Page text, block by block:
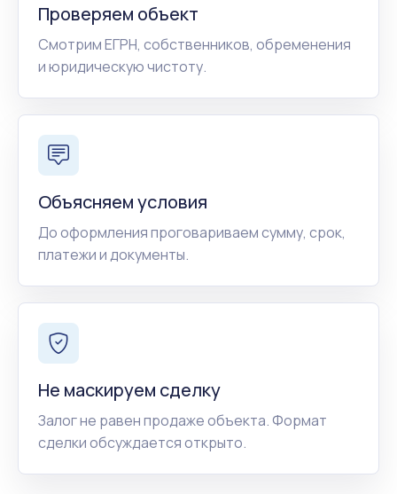
Проверяем объект
Смотрим ЕГРН, собственников, обременения
и юридическую чистоту.
Объясняем условия
До оформления проговариваем сумму, срок,
платежи и документы.
Не маскируем сделку
Залог не равен продаже объекта. Формат
сделки обсуждается открыто.